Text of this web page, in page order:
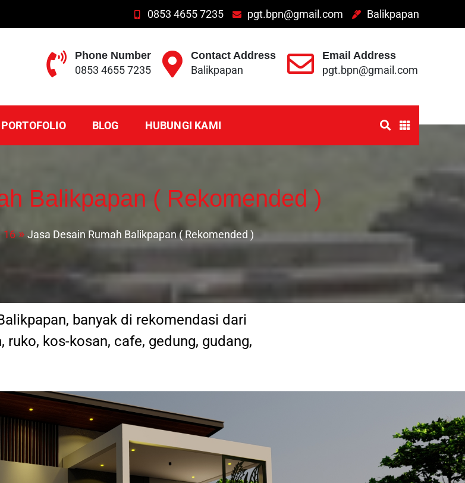
0853 4655 7235 pgt.bpn@gmail.com Balikpapan
Phone Number
0853 4655 7235
Contact Address
Balikpapan
Email Address
pgt.bpn@gmail.com
PORTOFOLIO BLOG HUBUNGI KAMI
Balikpapan ( Rekomended )
16 Jasa Desain Rumah Balikpapan ( Rekomended )
banyak di rekomendasi dari
kos-kosan, cafe, gedung, gudang,